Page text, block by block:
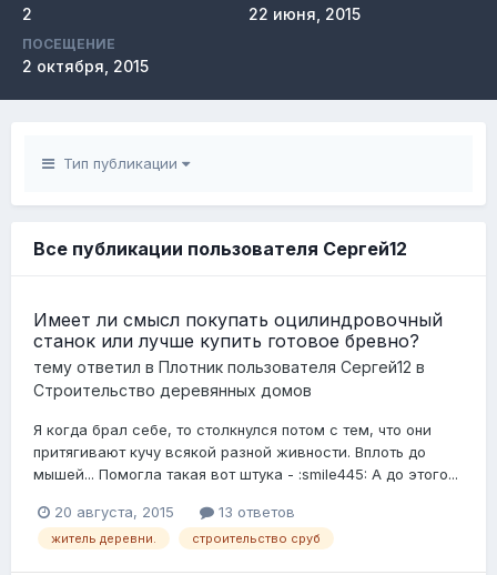
2 22 июня, 2015
ПОСЕЩЕНИЕ
2 октября, 2015
Тип публикации
Все публикации пользователя Сергей12
Имеет ли смысл покупать оцилиндровочный
станок или лучше купить готовое бревно?
тему ответил в Плотник пользователя Сергей12 в
Строительство деревянных домов
Я когда брал себе, то столкнулся потом с тем, что они
притягивают кучу всякой разной живности. Вплоть до
мышей... Помогла такая вот штука - :smile445: А до этого...
20 августа, 2015 13 ответов
житель деревни. строительство сруб